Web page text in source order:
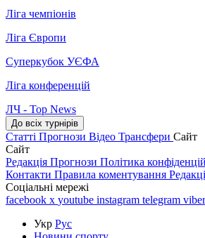
Ліга чемпіонів
Ліга Європи
Суперкубок УЄФА
Ліга конференцій
ЛЧ - Top News
До всіх турнірів
Статті Прогнози Відео Трансфери Сайт
Сайт
Редакція Прогнози Політика
Контакти Правила коментування
Соціальні мережі
facebook x youtube instagram telegram viber
Укр Рус